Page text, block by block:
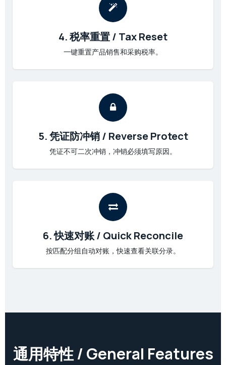
4. 税率重置 / Tax Reset
一键重置产品销售和采购税率。
5. 凭证防冲销 / Reverse Protect
凭证不可二次冲销，冲销必须填写原因。
6. 快速对账 / Quick Reconcile
按匹配分组自动对账，快速查看关联分录。
通用特性 / General Features